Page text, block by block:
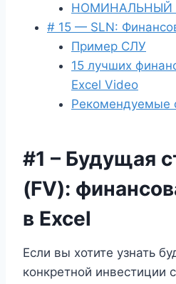
НОМИНАЛЬНЫЙ
# 15 — SLN:
Пример СЛУ
15 лучших
Excel Video
Рекомендуемые
#1 – Будущая
(FV):
в Excel
Если вы хотите узнать
конкретной инвестиции